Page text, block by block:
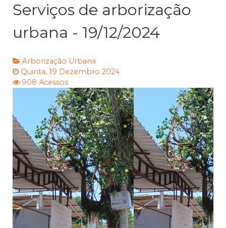
Serviços de arborização
urbana - 19/12/2024
Arborização Urbana
Quinta, 19 Dezembro 2024
908 Acessos